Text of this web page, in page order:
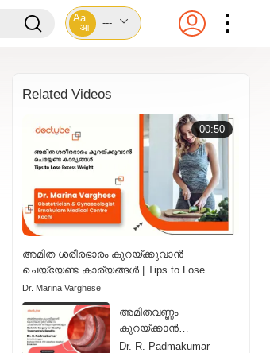
Aa
आ
---
Related Videos
00:50
അമിത ശരീരഭാരം കുറയ്ക്കുവാൻ
ചെയ്യേണ്ട കാര്യങ്ങൾ | Tips to Lose
Excess Weight
Dr. Marina Varghese
അമിതവണ്ണം
കുറയ്ക്കാൻ
ബാരിയാട്രിക് സർജറി:
Dr. R. Padmakumar